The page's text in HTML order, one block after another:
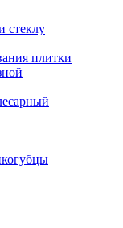
стеклу
плитки